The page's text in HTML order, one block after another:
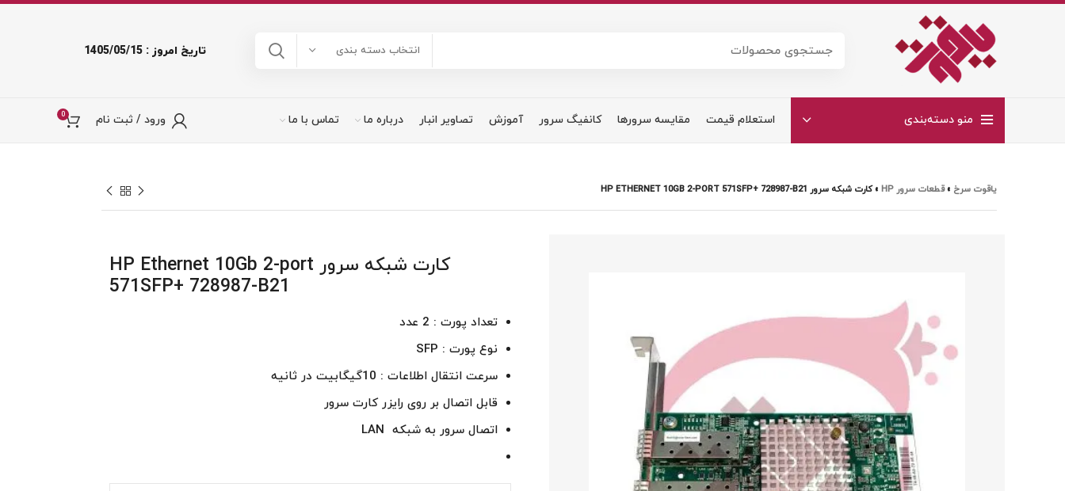
انتخاب دسته بندی تاریخ امروز : 1405/05/15
منو دسته‌بندی استعلام قیمت مقایسه سرورها کانفیگ سرور آموزش تصاویر انبار درباره ما تماس با ما ورود / ثبت نام 0
یاقوت سرخ »قطعات سرور HP »کارت شبکه سرور HP ETHERNET 10GB 2-PORT 571SFP+ 728987-B21
کارت شبکه سرور HP Ethernet 10Gb 2-port
571SFP+ 728987-B21
تعداد پورت : 2 عدد
نوع پورت : SFP
سرعت انتقال اطلاعات : 10گیگابیت در ثانیه
قابل اتصال بر روی رایزر کارت سرور
اتصال سرور به شبکه LAN